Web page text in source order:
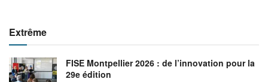
Extrême
FISE Montpellier 2026 : de l’innovation pour la
29e édition